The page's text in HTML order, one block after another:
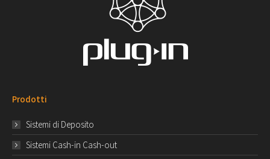
Prodotti
Sistemi di Deposito
Sistemi Cash-in Cash-out